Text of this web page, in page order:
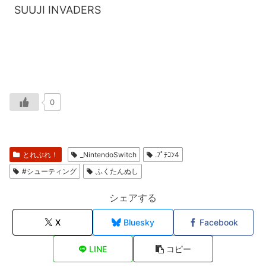
SUUJI INVADERS
0
とれぷれ！ _NintendoSwitch
.ﾌﾟﾁｺﾝ4
#シューティング
ふくたんぬし
シェアする
X Bluesky Facebook
LINE コピー